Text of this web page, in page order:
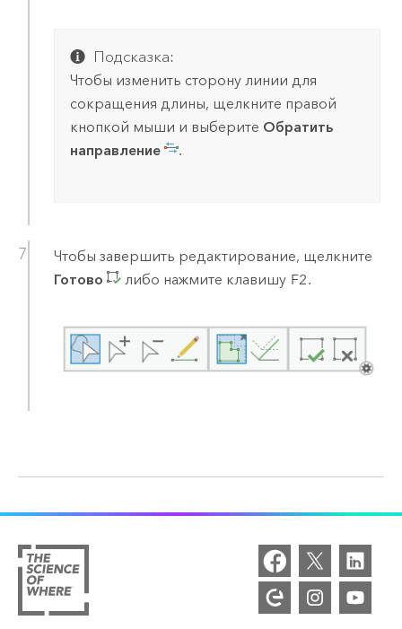
Подсказка:
Чтобы изменить сторону линии для
сокращения длины, щелкните правой
кнопкой мыши и выберите Обратить
направление
.
Чтобы завершить редактирование, щелкните
Готово
либо нажмите клавишу F2.